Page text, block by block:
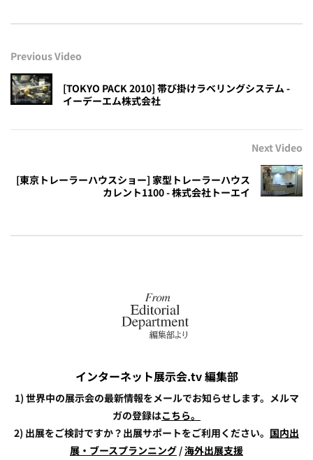
Previous Video
[TOKYO PACK 2010] 帯び掛けラベリングシステム -
イーデーエム株式会社
Next Video
[東京トレーラーハウスショー] 家型トレーラーハウス
カレント1100 - 株式会社トーエイ
インターネット展示会.tv 編集部
1) 世界中の展示会の最新情報をメールでお知らせします。メルマ
ガの登録はこちら。
2) 出展をご検討ですか？出展サポートをご利用ください。 国内出
展・ブースプランニング /海外出展支援